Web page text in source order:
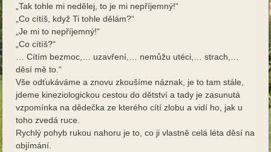
„Tak tohle mi nedělej, to je mi nepříjemný!“
„Co cítíš, když Ti tohle dělám?“
„Je mi to nepříjemný!“
„Co cítíš?“
… Cítím bezmoc,… uzavření,… nemůžu utéci,… strach,…
děsí mě to.“
Vše odťukáváme a znovu zkoušíme náznak, je to tam stále,
jdeme kineziologickou cestou do dětství a tady je zasunutá
vzpomínka na dědečka ze kterého cítí zlobu a vidí ho, jak u
toho zvedá ruce.
Rychlý pohyb rukou nahoru je to, co ji vlastně celá léta děsí na
objímání.